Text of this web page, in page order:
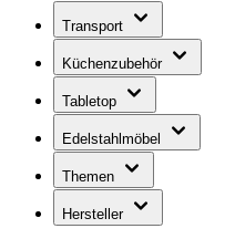
Transport
Küchenzubehör
Tabletop
Edelstahlmöbel
Themen
Hersteller